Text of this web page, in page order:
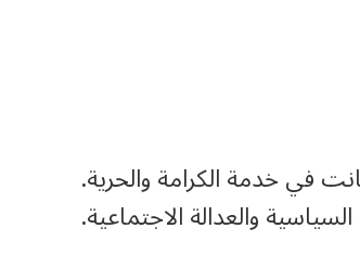
في خدمة الكرامة والحرية.
والعدالة الاجتماعية.